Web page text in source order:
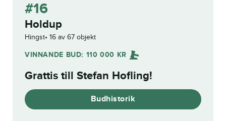
#16
Holdup
Hingst 16 av 67 objekt
VINNANDE BUD: 110 000 KR
Grattis till Stefan Hofling!
Budhistorik